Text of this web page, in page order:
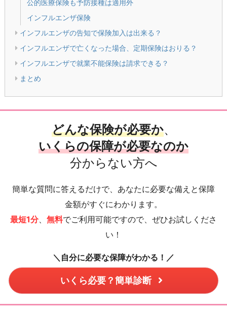
公的医療保険も予防接種は適用外
インフルエンザ保険
インフルエンザの告知で保険加入は出来る？
インフルエンザで亡くなった場合、定期保険はおりる？
インフルエンザで就業不能保険は請求できる？
まとめ
どんな保険が必要か、
いくらの保障が必要なのか
分からない方へ
簡単な質問に答えるだけで、あなたに必要な備えと保障
金額がすぐにわかります。
最短1分、 無料でご利用可能ですので、ぜひお試しくださ
い！
＼自分に必要な保障がわかる！／
いくら必要？簡単診断